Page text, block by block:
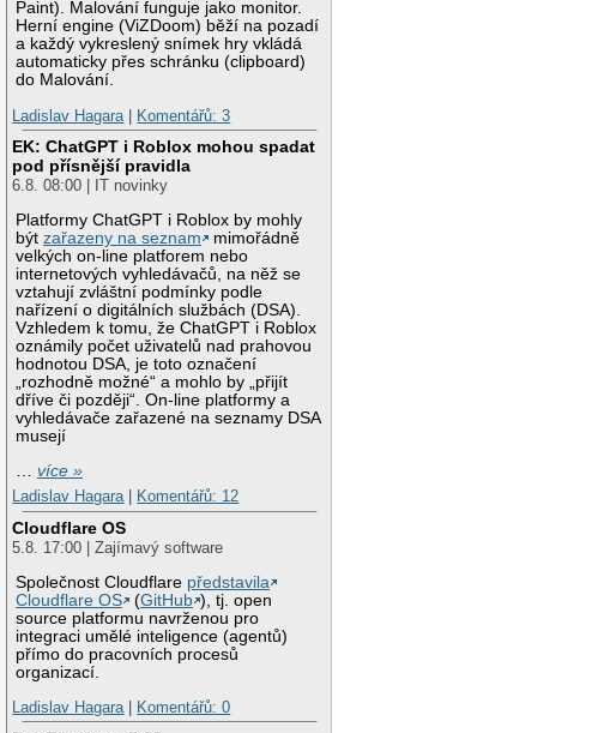
Paint). Malování funguje jako monitor.
Herní engine (ViZDoom) běží na pozadí
a každý vykreslený snímek hry vkládá
automaticky přes schránku (clipboard)
do Malování.
Ladislav Hagara
Komentářů: 3
EK: ChatGPT i Roblox mohou spadat
pod přísnější pravidla
6.8. 08:00 | IT novinky
Platformy ChatGPT i Roblox by mohly
býtzařazeny na seznam
mimořádně
velkých on-line platforem nebo
internetových vyhledávačů, na něž se
vztahují zvláštní podmínky podle
nařízení o digitálních službách (DSA).
Vzhledem k tomu, že ChatGPT i Roblox
oznámily počet uživatelů nad prahovou
hodnotou DSA, je toto označení
„rozhodně možné“ a mohlo by „přijít
dříve či později“. On-line platformy a
vyhledávače zařazené na seznamy DSA
musejí
…více »
Ladislav Hagara| Komentářů: 12
Cloudflare OS
5.8. 17:00 | Zajímavý software
Společnost Cloudflare představila
Cloudflare OS
(GitHub ), tj. open
source platformu navrženou pro
integraci umělé inteligence (agentů)
přímo do pracovních procesů
organizací.
Ladislav Hagara| Komentářů: 0